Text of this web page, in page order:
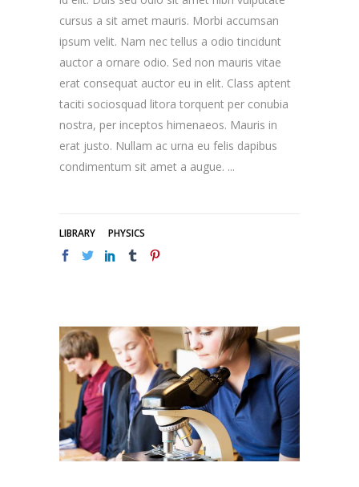
cursus a sit amet mauris. Morbi accumsan
ipsum velit. Nam nec tellus a odio tincidunt
auctor a ornare odio. Sed non mauris vitae
erat consequat auctor eu in elit. Class aptent
taciti sociosquad litora torquent per conubia
nostra, per inceptos himenaeos. Mauris in
erat justo. Nullam ac urna eu felis dapibus
condimentum sit amet a augue.
LIBRARY PHYSICS